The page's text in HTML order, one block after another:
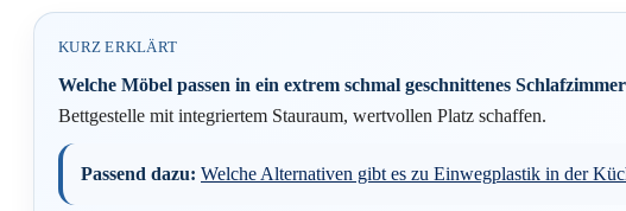
KURZ ERKLÄRT
Welche Möbel passen in ein extrem schmal geschnittenes
Bettgestelle mit integriertem Stauraum, wertvollen Platz schaffen.
Passend dazu: Welche Alternativen gibt es zu Einwegplastik in der